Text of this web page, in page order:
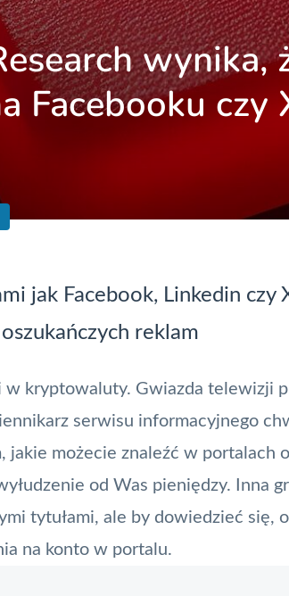
wynika,
Facebooku czy
jak Facebook, Linkedin czy
reklam
w kryptowaluty. Gwiazda telewizji
serwisu informacyjnego
jakie możecie znaleźć w portalach
od Was pieniędzy. Inna
tytułami, ale by dowiedzieć się,
na konto w portalu.